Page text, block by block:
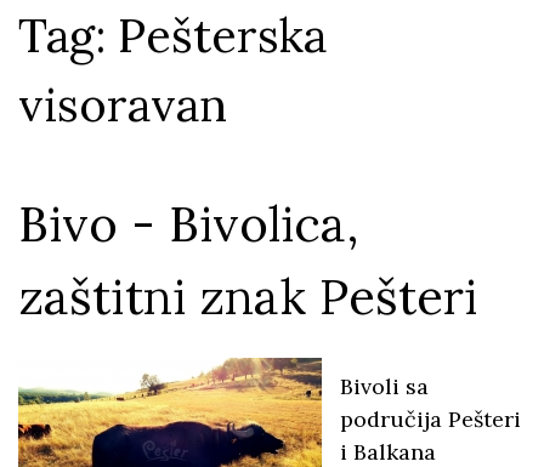
Tag: Pešterska
visoravan
Bivo - Bivolica,
zaštitni znak Pešteri
Bivoli sa
područija Pešteri
i Balkana